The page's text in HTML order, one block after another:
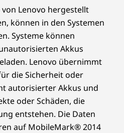
Stimmen sowie
herausfiltert.
von Ablenkungen und
produktiveres Meeting
und innovativen
AIO der 9. Generation.
9. Generation (27 Zoll AMD)
ausgewählte Modelle)
Daten
Lenovo hergestellt
können in den Systemen
Systeme können
Akkus
Lenovo übernimmt
die Sicherheit oder
autorisierter Akkus und
oder Schäden, die
entstehen. Die Daten
auf MobileMark® 2014